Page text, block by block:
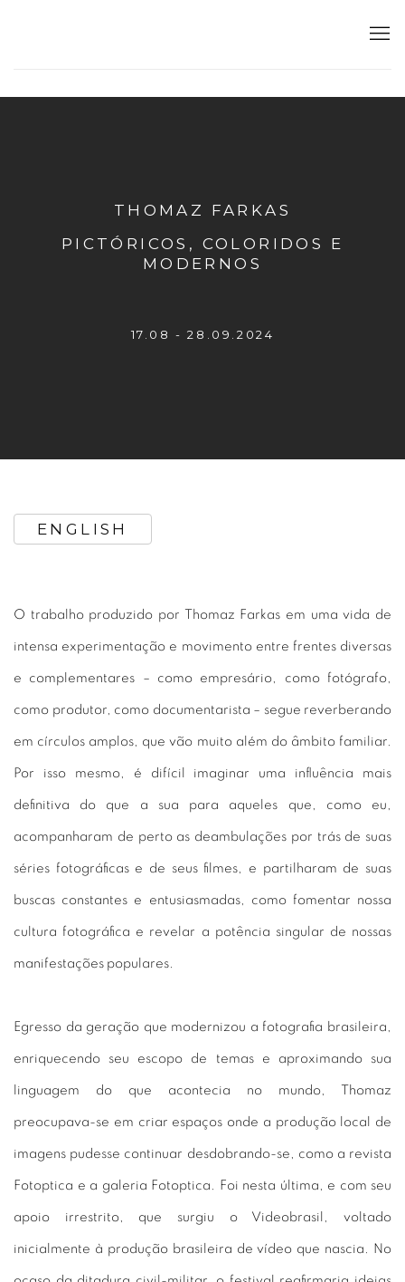
THOMAZ FARKAS
PICTÓRICOS, COLORIDOS E
MODERNOS
17.08 - 28.09.2024
ENGLISH
O trabalho produzido por Thomaz Farkas em uma vida de
intensa experimentação e movimento entre frentes diversas
e complementares – como empresário, como fotógrafo,
como produtor, como documentarista – segue reverberando
em círculos amplos, que vão muito além do âmbito familiar.
Por isso mesmo, é difícil imaginar uma influência mais
definitiva do que a sua para aqueles que, como eu,
acompanharam de perto as deambulações por trás de suas
séries fotográficas e de seus filmes, e partilharam de suas
buscas constantes e entusiasmadas, como fomentar nossa
cultura fotográfica e revelar a potência singular de nossas
manifestações populares.
Egresso da geração que modernizou a fotografia brasileira,
enriquecendo seu escopo de temas e aproximando sua
linguagem do que acontecia no mundo, Thomaz
preocupava-se em criar espaços onde a produção local de
imagens pudesse continuar desdobrando-se, como a revista
Fotoptica e a galeria Fotoptica. Foi nesta última, e com seu
apoio irrestrito, que surgiu o Videobrasil, voltado
inicialmente à produção brasileira de vídeo que nascia. No